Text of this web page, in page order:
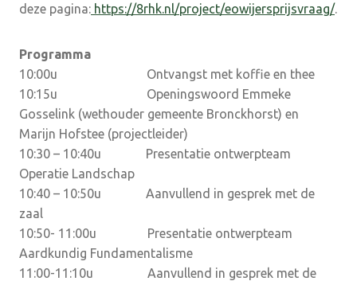
deze pagina: https://8rhk.nl/project/eowijersprijsvraag/.
Programma
10:00u Ontvangst met koffie en thee
10:15u Openingswoord Emmeke
Gosselink (wethouder gemeente Bronckhorst) en
Marijn Hofstee (projectleider)
10:30 – 10:40u Presentatie ontwerpteam
Operatie Landschap
10:40 – 10:50u Aanvullend in gesprek met de
zaal
10:50- 11:00u Presentatie ontwerpteam
Aardkundig Fundamentalisme
11:00-11:10u Aanvullend in gesprek met de